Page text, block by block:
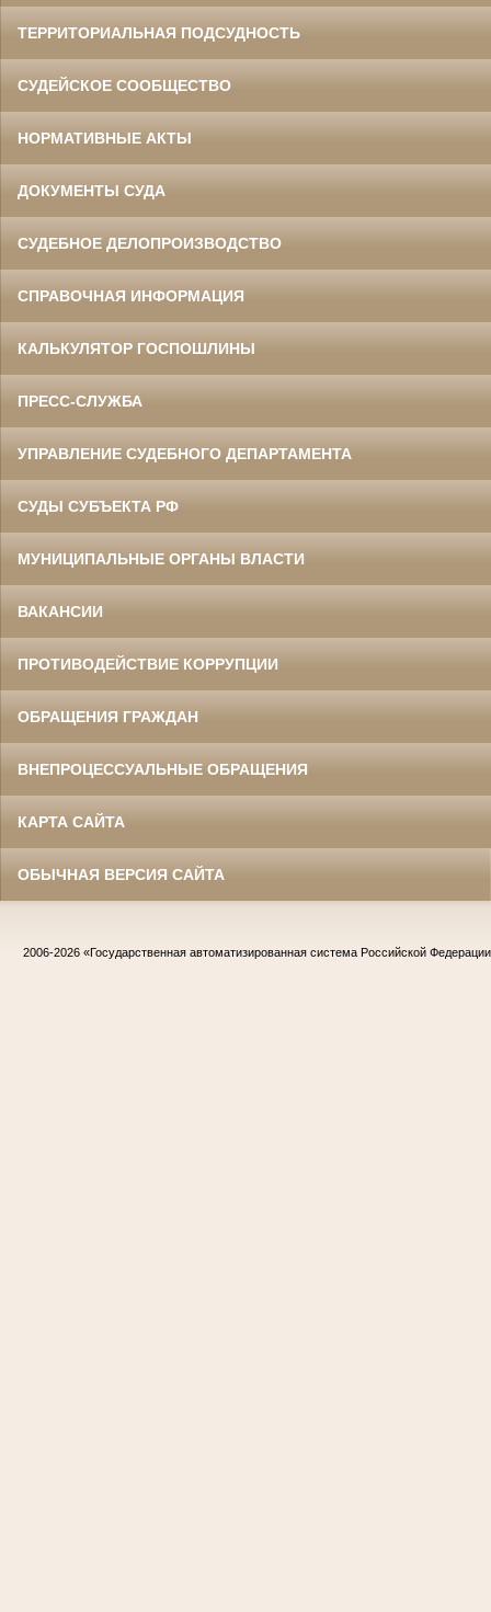
ТЕРРИТОРИАЛЬНАЯ ПОДСУДНОСТЬ
СУДЕЙСКОЕ СООБЩЕСТВО
НОРМАТИВНЫЕ АКТЫ
ДОКУМЕНТЫ СУДА
СУДЕБНОЕ ДЕЛОПРОИЗВОДСТВО
СПРАВОЧНАЯ ИНФОРМАЦИЯ
КАЛЬКУЛЯТОР ГОСПОШЛИНЫ
ПРЕСС-СЛУЖБА
УПРАВЛЕНИЕ СУДЕБНОГО ДЕПАРТАМЕНТА
СУДЫ СУБЪЕКТА РФ
МУНИЦИПАЛЬНЫЕ ОРГАНЫ ВЛАСТИ
ВАКАНСИИ
ПРОТИВОДЕЙСТВИЕ КОРРУПЦИИ
ОБРАЩЕНИЯ ГРАЖДАН
ВНЕПРОЦЕССУАЛЬНЫЕ ОБРАЩЕНИЯ
КАРТА САЙТА
ОБЫЧНАЯ ВЕРСИЯ САЙТА
2006-2026 «Государственная автоматизированная система Российской